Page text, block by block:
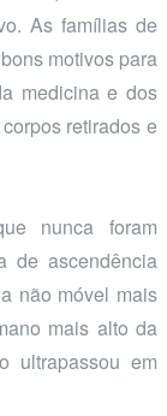
As famílias de
motivos para
medicina e dos
retirados e
nunca foram
de ascendência
não móvel mais
mais alto da
ultrapassou em